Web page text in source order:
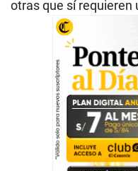
otras que sí requieren